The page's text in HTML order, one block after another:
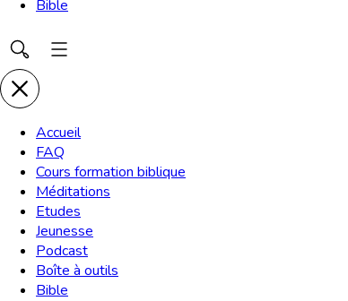
Bible
Accueil
FAQ
Cours formation biblique
Méditations
Etudes
Jeunesse
Podcast
Boîte à outils
Bible